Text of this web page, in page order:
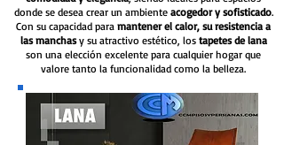
donde se desea crear un ambiente acogedor y sofisticado.
Con su capacidad para mantener el calor, su resistencia a
las manchasy su atractivo estético, los tapetes de lana
son una elección excelente para cualquier hogar que
valore tanto la funcionalidad como la belleza.